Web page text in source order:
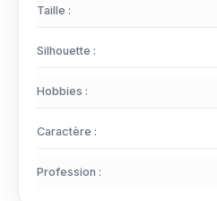
Taille :
Silhouette :
Hobbies :
Caractère :
Profession :